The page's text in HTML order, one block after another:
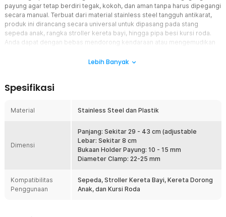
payung agar tetap berdiri tegak, kokoh, dan aman tanpa harus dipegangi
secara manual. Terbuat dari material stainless steel tangguh antikarat,
produk ini dirancang secara universal untuk dipasang pada stang
sepeda anak, rangka stroller kereta bayi, hingga pipa besi kursi roda.
Anda dapat dengan bebas mendorong kendaraan atau mengemudikan
yang maksimal sekaligus aspek keamanan yang jauh lebih tinggi di
Fitur
yang Maksimal
membagi konsentrasi tangan untuk memegang payung secara
manual karena produk ini dibekali jepitan clamp mekanis yang
sangat kuat. Penjepit ini bertugas mencengkeram gagang payung
secara konstan di stang sepeda, kereta dorong bayi, ataupun kursi
cuaca luar tanpa risiko terlepas. Manfaat langsung yang Anda
rasakan adalah kedua tangan Anda bisa fokus memegang erat
Lebih Banyak
Spesifikasi
Material Stainless Steel dan Plastik
Dimensi
Panjang: Sekitar 29 - 43 cm (adjustable
Lebar: Sekitar 8 cm
Bukaan Holder Payung: 10 - 15 mm
Diameter Clamp: 22-25 mm
Kompatibilitas
Penggunaan
Sepeda, Stroller Kereta Bayi, Kereta Dorong
Anak, dan Kursi Roda